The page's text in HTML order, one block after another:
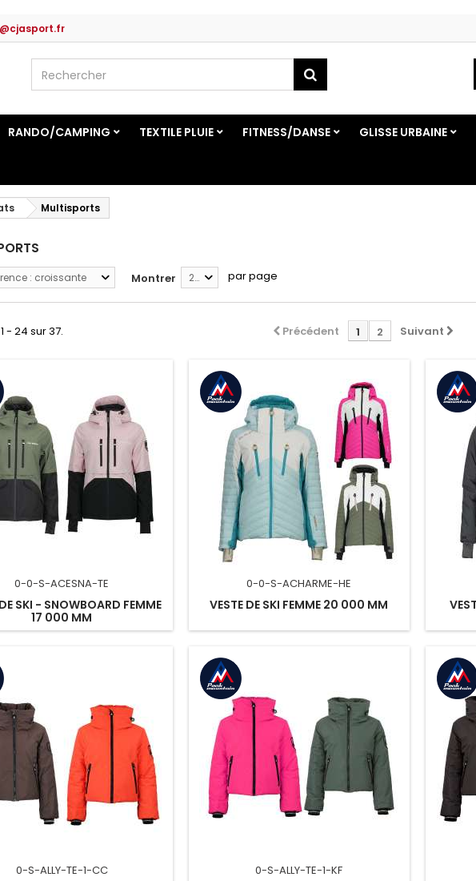
RANDO/CAMPING TEXTILE PLUIE FITNESS/DANSE GLISSE URBAINE
Multisports
: croissante Montrer 24 par page
Précédent 1 2 Suivant
- 24 sur 37.
0-0-S-ACESNA-TE
SKI - SNOWBOARD FEMME
17 000 MM
0-0-S-ACHARME-HE
VESTE DE SKI FEMME 20 000 MM
0-S-ALLY-TE-1-CC 0-S-ALLY-TE-1-KF